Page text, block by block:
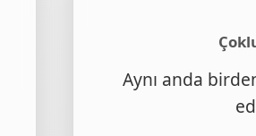
Aynı anda